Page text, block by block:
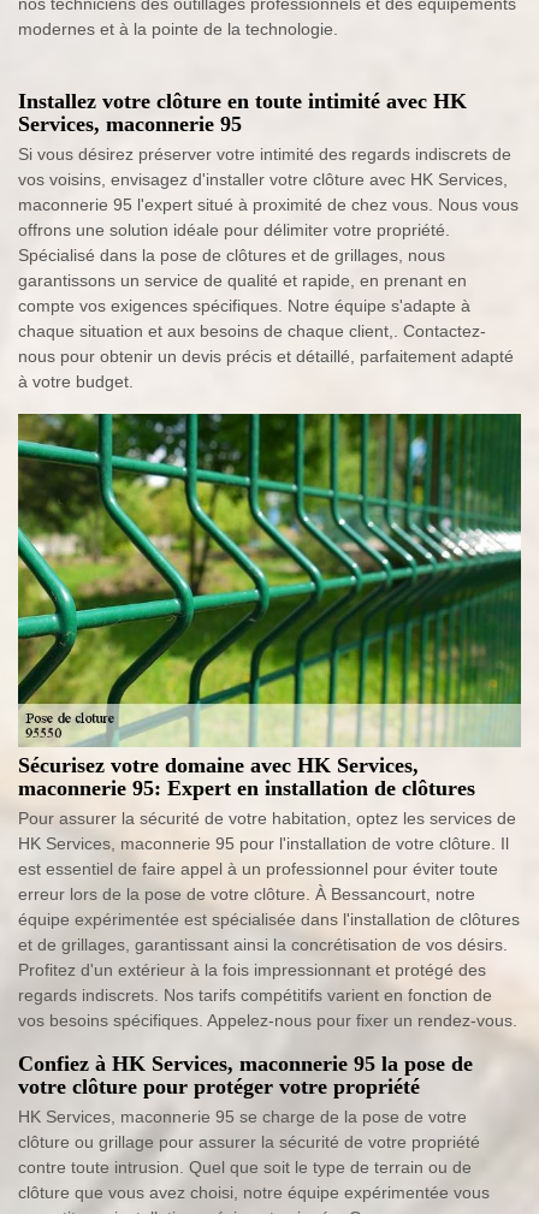
nos techniciens des outillages professionnels et des équipements
modernes et à la pointe de la technologie.
Installez votre clôture en toute intimité avec HK
Services, maconnerie 95
Si vous désirez préserver votre intimité des regards indiscrets de
vos voisins, envisagez d'installer votre clôture avec HK Services,
maconnerie 95 l'expert situé à proximité de chez vous. Nous vous
offrons une solution idéale pour délimiter votre propriété.
Spécialisé dans la pose de clôtures et de grillages, nous
garantissons un service de qualité et rapide, en prenant en
compte vos exigences spécifiques. Notre équipe s'adapte à
chaque situation et aux besoins de chaque client,. Contactez-
nous pour obtenir un devis précis et détaillé, parfaitement adapté
à votre budget.
Sécurisez votre domaine avec HK Services,
maconnerie 95: Expert en installation de clôtures
Pour assurer la sécurité de votre habitation, optez les services de
HK Services, maconnerie 95 pour l'installation de votre clôture. Il
est essentiel de faire appel à un professionnel pour éviter toute
erreur lors de la pose de votre clôture. À Bessancourt, notre
équipe expérimentée est spécialisée dans l'installation de clôtures
et de grillages, garantissant ainsi la concrétisation de vos désirs.
Profitez d'un extérieur à la fois impressionnant et protégé des
regards indiscrets. Nos tarifs compétitifs varient en fonction de
vos besoins spécifiques. Appelez-nous pour fixer un rendez-vous.
Confiez à HK Services, maconnerie 95 la pose de
votre clôture pour protéger votre propriété
HK Services, maconnerie 95 se charge de la pose de votre
clôture ou grillage pour assurer la sécurité de votre propriété
contre toute intrusion. Quel que soit le type de terrain ou de
clôture que vous avez choisi, notre équipe expérimentée vous